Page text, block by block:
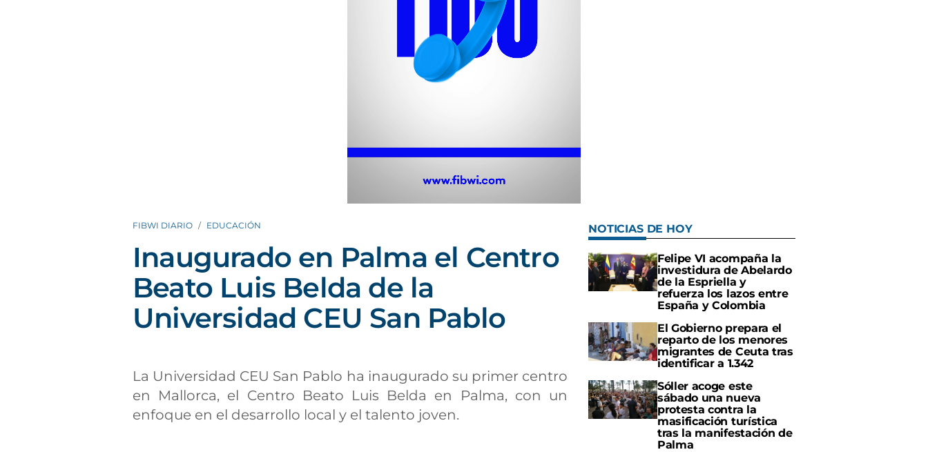
FIBWI DIARIO EDUCACIÓN
Inaugurado en Palma el Centro
Beato Luis Belda de la
Universidad CEU San Pablo
La Universidad CEU San Pablo ha inaugurado su primer centro
en Mallorca, el Centro Beato Luis Belda en Palma, con un
enfoque en el desarrollo local y el talento joven.
NOTICIAS DE HOY
Felipe VI acompaña la
investidura de Abelardo
de la Espriella y
refuerza los lazos entre
España y Colombia
El Gobierno prepara el
reparto de los menores
migrantes de Ceuta tras
identificar a 1.342
Sóller acoge este
sábado una nueva
protesta contra la
masificación turística
tras la manifestación de
Palma